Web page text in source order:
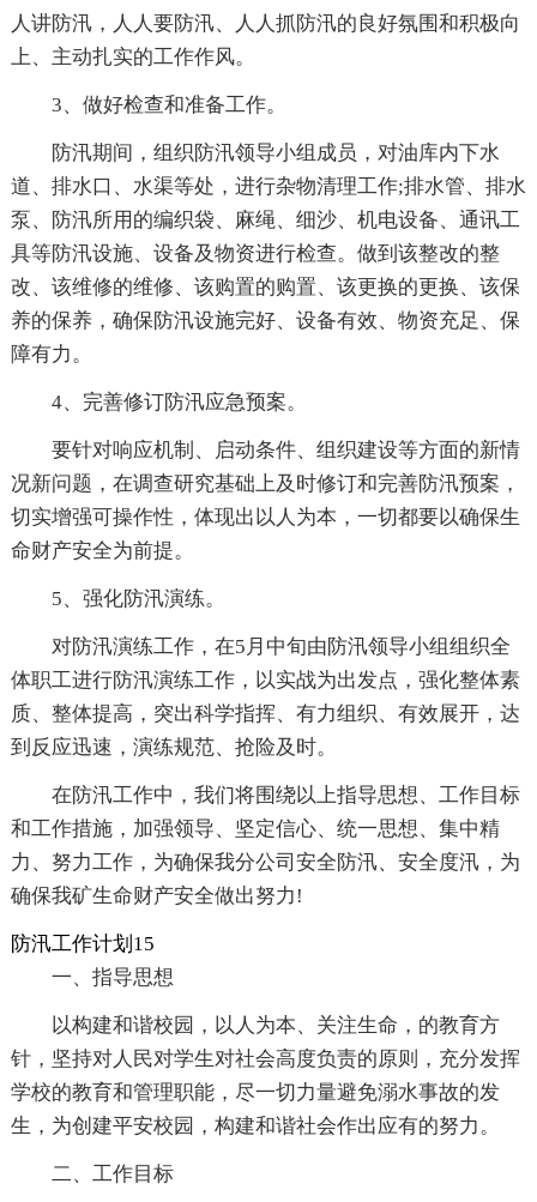
人讲防汛，人人要防汛、人人抓防汛的良好氛围和积极向
上、主动扎实的工作作风。
3、做好检查和准备工作。
防汛期间，组织防汛领导小组成员，对油库内下水
道、排水口、水渠等处，进行杂物清理工作;排水管、排水
泵、防汛所用的编织袋、麻绳、细沙、机电设备、通讯工
具等防汛设施、设备及物资进行检查。做到该整改的整
改、该维修的维修、该购置的购置、该更换的更换、该保
养的保养，确保防汛设施完好、设备有效、物资充足、保
障有力。
4、完善修订防汛应急预案。
要针对响应机制、启动条件、组织建设等方面的新情
况新问题，在调查研究基础上及时修订和完善防汛预案，
切实增强可操作性，体现出以人为本，一切都要以确保生
命财产安全为前提。
5、强化防汛演练。
对防汛演练工作，在5月中旬由防汛领导小组组织全
体职工进行防汛演练工作，以实战为出发点，强化整体素
质、整体提高，突出科学指挥、有力组织、有效展开，达
到反应迅速，演练规范、抢险及时。
在防汛工作中，我们将围绕以上指导思想、工作目标
和工作措施，加强领导、坚定信心、统一思想、集中精
力、努力工作，为确保我分公司安全防汛、安全度汛，为
确保我矿生命财产安全做出努力!
防汛工作计划15
一、指导思想
以构建和谐校园，以人为本、关注生命，的教育方
针，坚持对人民对学生对社会高度负责的原则，充分发挥
学校的教育和管理职能，尽一切力量避免溺水事故的发
生，为创建平安校园，构建和谐社会作出应有的努力。
二、工作目标